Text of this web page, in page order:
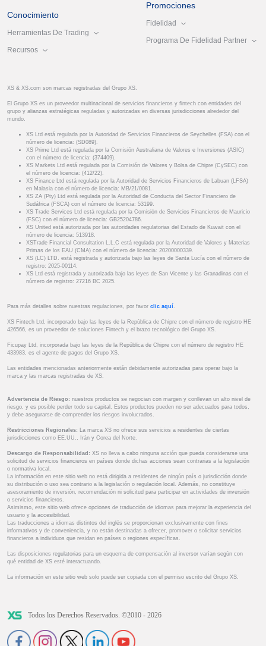
Conocimiento
Herramientas De Trading
Recursos
Promociones
Fidelidad
Programa De Fidelidad Partner
XS & XS.com son marcas registradas del Grupo XS.
El Grupo XS es un proveedor multinacional de servicios financieros y fintech con entidades del
grupo y alianzas estratégicas reguladas y autorizadas en diversas jurisdicciones alrededor del
mundo.
XS Ltd está regulada por la Autoridad de Servicios Financieros de Seychelles (FSA) con el
número de licencia: (SD089).
XS Prime Ltd está regulada por la Comisión Australiana de Valores e Inversiones (ASIC)
con el número de licencia: (374409).
XS Markets Ltd está regulada por la Comisión de Valores y Bolsa de Chipre (CySEC) con
el número de licencia: (412/22).
XS Finance Ltd está regulada por la Autoridad de Servicios Financieros de Labuan (LFSA)
en Malasia con el número de licencia: MB/21/0081.
XS ZA (Pty) Ltd está regulada por la Autoridad de Conducta del Sector Financiero de
Sudáfrica (FSCA) con el número de licencia: 53199.
XS Trade Services Ltd está regulada por la Comisión de Servicios Financieros de Mauricio
(FSC) con el número de licencia: GB25204786.
XS United está autorizada por las autoridades regulatorias del Estado de Kuwait con el
número de licencia: 513918.
XSTrade Financial Consultation L.L.C está regulada por la Autoridad de Valores y Materias
Primas de los EAU (CMA) con el número de licencia: 20200000339.
XS (LC) LTD. está registrada y autorizada bajo las leyes de Santa Lucía con el número de
registro: 2025-00114.
XS Ltd está registrada y autorizada bajo las leyes de San Vicente y las Granadinas con el
número de registro: 27216 BC 2025.
Para más detalles sobre nuestras regulaciones, por favor clic aquí .
XS Fintech Ltd, incorporado bajo las leyes de la República de Chipre con el número de registro HE
426566, es un proveedor de soluciones Fintech y el brazo tecnológico del Grupo XS.
Ficupay Ltd, incorporada bajo las leyes de la República de Chipre con el número de registro HE
433983, es el agente de pagos del Grupo XS.
Las entidades mencionadas anteriormente están debidamente autorizadas para operar bajo la
marca y las marcas registradas de XS.
Advertencia de Riesgo: nuestros productos se negocian con margen y conllevan un alto nivel de
riesgo, y es posible perder todo su capital. Estos productos pueden no ser adecuados para todos,
y debe asegurarse de comprender los riesgos involucrados.
Restricciones Regionales: La marca XS no ofrece sus servicios a residentes de ciertas
jurisdicciones como EE.UU., Irán y Corea del Norte.
Descargo de Responsabilidad: XS no lleva a cabo ninguna acción que pueda considerarse una
solicitud de servicios financieros en países donde dichas acciones sean contrarias a la legislación
o normativa local.
La información en este sitio web no está dirigida a residentes de ningún país o jurisdicción donde
su distribución o uso sea contrario a la legislación o regulación local. Además, no constituye
asesoramiento de inversión, recomendación ni solicitud para participar en actividades de inversión
o servicios financieros.
Asimismo, este sitio web ofrece opciones de traducción de idiomas para mejorar la experiencia del
usuario y la accesibilidad.
Las traducciones a idiomas distintos del inglés se proporcionan exclusivamente con fines
informativos y de conveniencia, y no están destinadas a ofrecer, promover o solicitar servicios
financieros a individuos que residan en países o regiones específicas.
Las disposiciones regulatorias para un esquema de compensación al inversor varían según con
qué entidad de XS esté interactuando.
La información en este sitio web solo puede ser copiada con el permiso escrito del Grupo XS.
Todos los Derechos Reservados. ©2010 - 2026